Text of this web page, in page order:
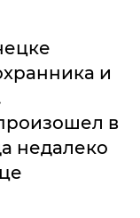
и
в
недалеко